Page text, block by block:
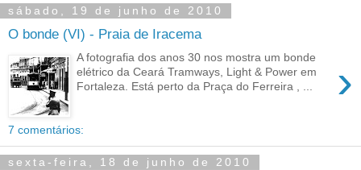
sábado, 19 de junho de 2010
O bonde (VI) - Praia de Iracema
›
A fotografia dos anos 30 nos mostra um bonde
elétrico da Ceará Tramways, Light & Power em
Fortaleza. Está perto da Praça do Ferreira , ...
7 comentários:
sexta-feira, 18 de junho de 2010